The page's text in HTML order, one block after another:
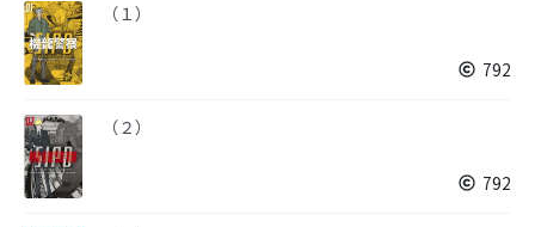
（１）
792
（２）
792